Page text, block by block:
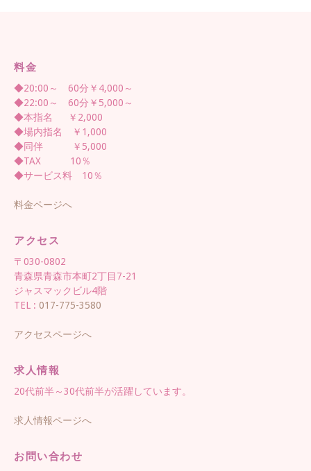
料金
◆20:00～ 60分￥4,000～
◆22:00～ 60分￥5,000～
◆本指名 ￥2,000
◆場内指名 ￥1,000
◆同伴 ￥5,000
◆TAX 10％
◆サービス料 10％
料金ページへ
アクセス
〒030-0802
青森県青森市本町2丁目7-21
ジャスマックビル4階
TEL : 017-775-3580
アクセスページへ
求人情報
20代前半～30代前半が活躍しています。
求人情報ページへ
お問い合わせ